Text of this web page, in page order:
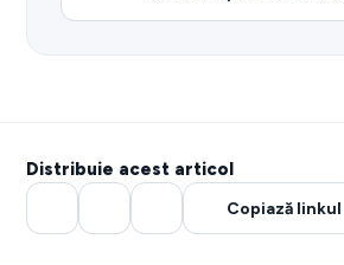
Distribuie acest articol
Copiază linkul